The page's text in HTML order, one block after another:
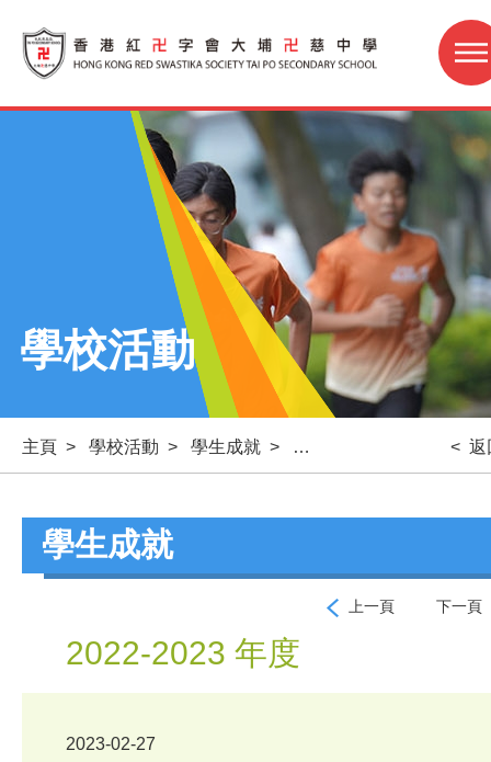
學校活動
主頁 > 學校活動 > 學生成就 > 「大埔區好學生獎勵計< 返
學生成就
上一頁 下一頁
2022-2023 年度
2023-02-27